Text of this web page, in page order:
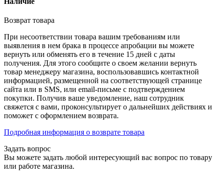
Возврат товара
При несоответствии товара вашим требованиям или
выявления в нем брака в процессе апробации вы можете
вернуть или обменять его в течение 15 дней с даты
получения. Для этого сообщите о своем желании вернуть
товар менеджеру магазина, воспользовавшись контактной
информацией, размещенной на соответствующей странице
сайта или в SMS, или email-письме с подтверждением
покупки. Получив ваше уведомление, наш сотрудник
свяжется с вами, проконсультирует о дальнейших действиях и
поможет с оформлением возврата.
Подробная информация о возврате товара
Задать вопрос
Вы можете задать любой интересующий вас вопрос по товару
или работе магазина.